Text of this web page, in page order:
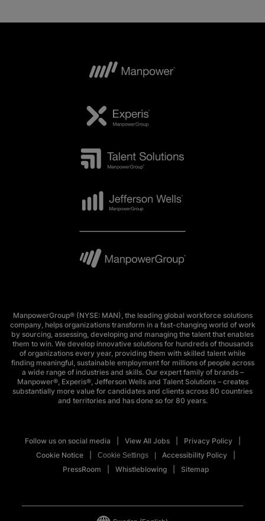
ManpowerGroup® (NYSE: MAN), the leading global workforce solutions
company, helps organizations transform in a fast-changing world of work
by sourcing, assessing, developing and managing the talent that enables
them to win. We develop innovative solutions for hundreds of thousands
of organizations every year, providing them with skilled talent while
finding meaningful, sustainable employment for millions of people across
a wide range of industries and skills. Our expert family of brands –
Manpower®, Experis®, Jefferson Wells and Talent Solutions – creates
substantially more value for candidates and clients across 80 countries
and territories and has done so for 80 years.
Follow us on social media View All Jobs
Privacy Policy
Cookie Notice
Cookie Settings
Accessibility Policy
PressRoom
Whistleblowing Sitemap